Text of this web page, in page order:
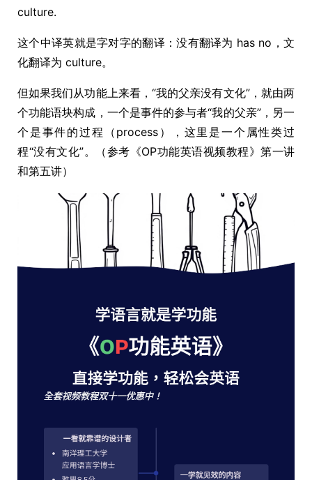
culture.
这个中译英就是字对字的翻译：没有翻译为 has no，文
化翻译为 culture。
但如果我们从功能上来看，“我的父亲没有文化”，就由两
个功能语块构成，一个是事件的参与者“我的父亲”，另一
个是事件的过程（process），这里是一个属性类过
程“没有文化”。（参考《OP功能英语视频教程》第一讲
和第五讲）